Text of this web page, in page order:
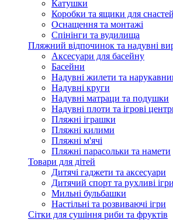
Катушки
Коробки та ящики для снастей
Оснащення та монтажі
Спінінги та вудилища
Пляжний відпочинок та надувні
Аксесуари для басейну
Басейни
Надувні жилети та
Надувні круги
Надувні матраци та подушки
Надувні плоти та ігрові
Пляжні іграшки
Пляжні килими
Пляжні м'ячі
Пляжні парасольки та намети
Товари для дітей
Дитячі гаджети та аксесуари
Дитячий спорт та рухливі ігри
Мильні бульбашки
Настільні та розвиваючі ігри
Сітки для сушіння риби та фруктів